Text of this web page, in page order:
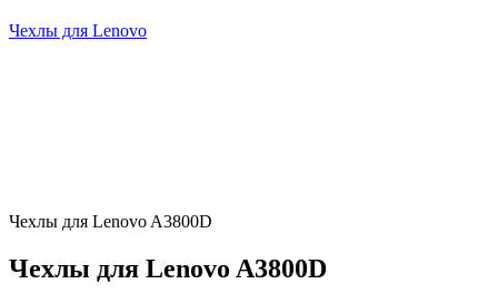
Чехлы для Lenovo
Чехлы для Lenovo A3800D
Чехлы для Lenovo A3800D